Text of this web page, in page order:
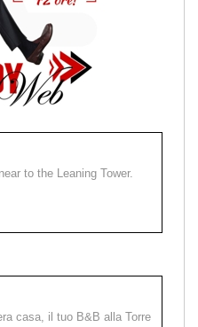
to the Leaning Tower.
casa, il tuo B&B alla Torre